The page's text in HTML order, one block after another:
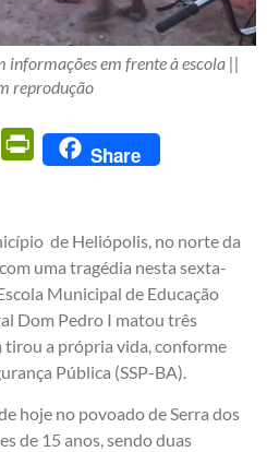
informações em frente à escola ||
reprodução
Email PrintFriendly
Share
de Heliópolis, no norte da
uma tragédia nesta sexta-
Municipal de Educação
Dom Pedro I matou três
tirou a própria vida, conforme
Pública (SSP-BA).
hoje no povoado de Serra dos
de 15 anos, sendo duas